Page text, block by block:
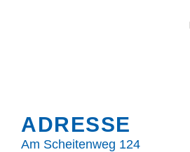
ADRESSE
Am Scheitenweg 124